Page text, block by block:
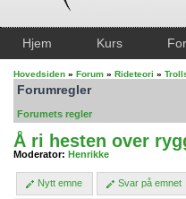
Hjem Kurs
Hovedsiden » Forum » Rideteori »
Forumregler
Forumets regler
Å ri hesten over
Moderator: Henrikke
Nytt emne Svar på emnet